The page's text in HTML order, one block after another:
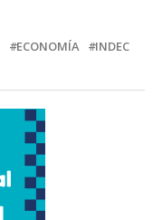
ECONOMÍA
INDEC